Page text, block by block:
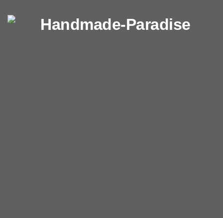
Перейти к содержимому